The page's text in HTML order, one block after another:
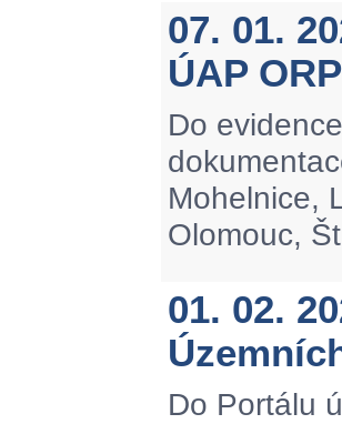
07. 01.
ÚAP ORP
Do
Mohelnice,
Olomouc,
01. 02.
Do Portálu